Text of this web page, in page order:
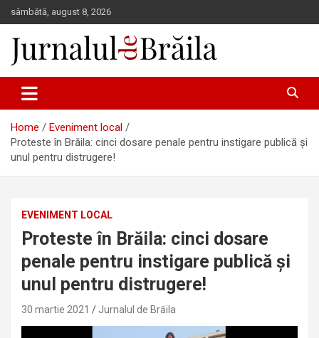
Skip
to
content
sâmbătă, august 8, 2026
Jurnalul de Brăila
Home
Eveniment local
Proteste în Brăila: cinci dosare penale pentru instigare publică și
unul pentru distrugere!
EVENIMENT LOCAL
Proteste în Brăila: cinci dosare
penale pentru instigare publică și
unul pentru distrugere!
30 martie 2021 Jurnalul de Brăila